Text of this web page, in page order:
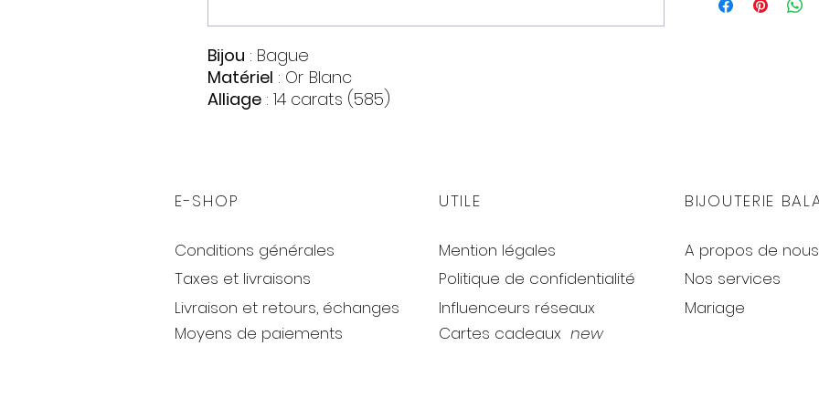
Bijou : Bague
Matériel : Or Blanc
Alliage : 14 carats (585)
Couleur : Bleu foncé
Quantite : 28
Forme : Cercle
Couleur : Incolore
Poids: 2,41 gr.
E-SHOP
Conditions générales
Taxes et livraisons
Livraison et retours, échanges
Moyens de paiements
UTILE
Mention légales
Politique de confidentialité
Influenceurs réseaux
Cartes cadeaux new
BIJOUTERIE
A propos de nous
Nos services
Mariage